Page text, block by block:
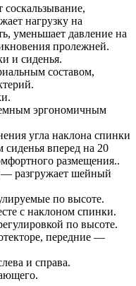
нагрузку на
уменьшает давление на
пролежней.
и сиденья.
составом,
эргономичным
угла наклона спинки
сиденья вперед на 20
размещения..
разгружает шейный
по высоте.
с наклоном спинки.
по высоте.
передние —
и справа.